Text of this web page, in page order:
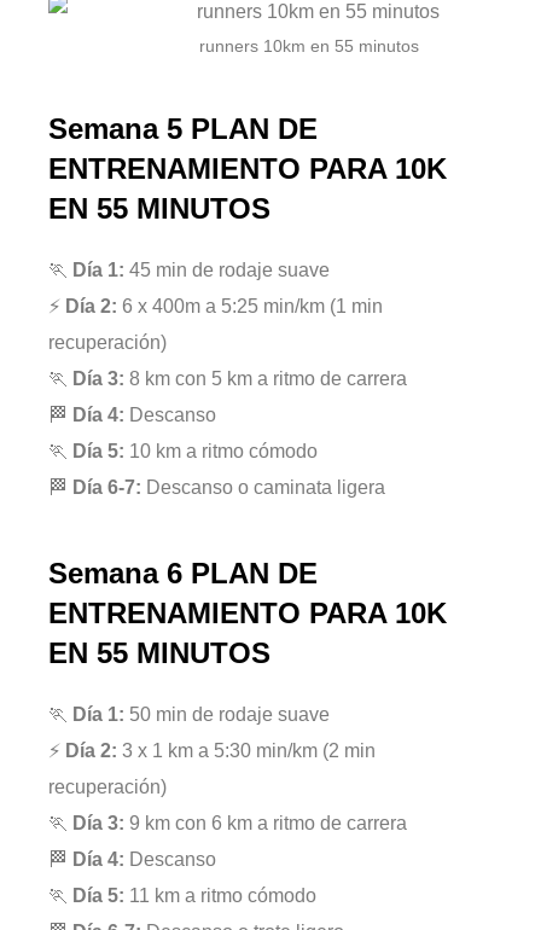
runners 10km en 55 minutos
Semana 5 PLAN DE
ENTRENAMIENTO PARA 10K
EN 55 MINUTOS
🏃 Día 1: 45 min de rodaje suave
⚡ Día 2: 6 x 400m a 5:25 min/km (1 min
recuperación)
🏃 Día 3: 8 km con 5 km a ritmo de carrera
🏁 Día 4: Descanso
🏃 Día 5: 10 km a ritmo cómodo
🏁 Día 6-7: Descanso o caminata ligera
Semana 6 PLAN DE
ENTRENAMIENTO PARA 10K
EN 55 MINUTOS
🏃 Día 1: 50 min de rodaje suave
⚡ Día 2: 3 x 1 km a 5:30 min/km (2 min
recuperación)
🏃 Día 3: 9 km con 6 km a ritmo de carrera
🏁 Día 4: Descanso
🏃 Día 5: 11 km a ritmo cómodo